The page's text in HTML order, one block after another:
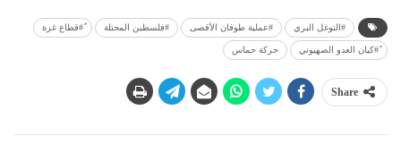
#التوغل البري #عملية طوفان الأقصى ُ#قطاع غزة
ً#كيان العدو الصهيوني حركة حماس
Share